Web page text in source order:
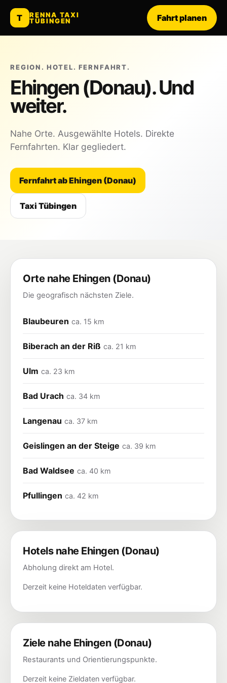
T RENNA TAXI
TÜBINGEN Fahrt planen
REGION. HOTEL. FERNFAHRT.
Ehingen (Donau). Und
weiter.
Nahe Orte. Ausgewählte Hotels. Direkte
Fernfahrten. Klar gegliedert.
Fernfahrt ab Ehingen (Donau)
Taxi Tübingen
Orte nahe Ehingen (Donau)
Die geografisch nächsten Ziele.
Blaubeuren ca. 15 km
Biberach an der Riß ca. 21 km
Ulm ca. 23 km
Bad Urach ca. 34 km
Langenau ca. 37 km
Geislingen an der Steige ca. 39 km
Bad Waldsee ca. 40 km
Pfullingen ca. 42 km
Hotels nahe Ehingen (Donau)
Abholung direkt am Hotel.
Derzeit keine Hoteldaten verfügbar.
Ziele nahe Ehingen (Donau)
Restaurants und Orientierungspunkte.
Derzeit keine Zieldaten verfügbar.